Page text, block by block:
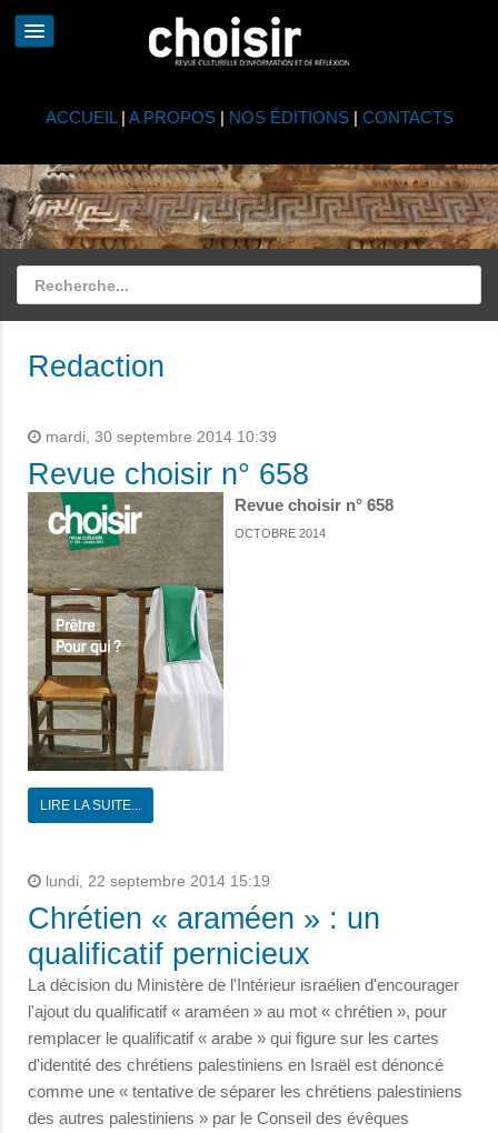
ACCUEIL | A PROPOS| NOS ÉDITIONS| CONTACTS
Redaction
mardi, 30 septembre 2014 10:39
Revue choisir n° 658
Revue choisir n° 658
OCTOBRE 2014
LIRE LA SUITE...
lundi, 22 septembre 2014 15:19
Chrétien « araméen » : un
qualificatif pernicieux
La décision du Ministère de l'Intérieur israélien d'encourager
l'ajout du qualificatif « araméen » au mot « chrétien », pour
remplacer le qualificatif « arabe » qui figure sur les cartes
d'identité des chrétiens palestiniens en Israël est dénoncé
comme une « tentative de séparer les chrétiens palestiniens
des autres palestiniens » par le Conseil des évêques